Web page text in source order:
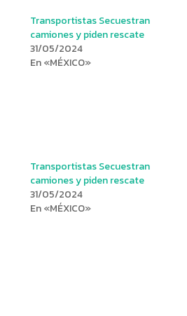
Transportistas Secuestran
camiones y piden rescate
31/05/2024
En «MÉXICO»
Transportistas Secuestran
camiones y piden rescate
31/05/2024
En «MÉXICO»